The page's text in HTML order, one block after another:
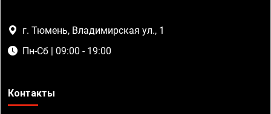
г. Тюмень, Владимирская ул., 1
Пн-Сб | 09:00 - 19:00
Контакты